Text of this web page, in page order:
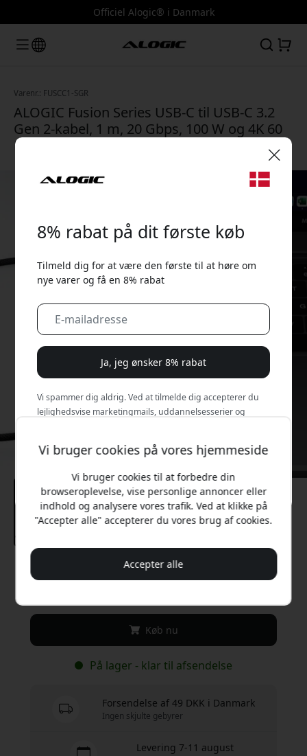
Officiel Alogic® i Danmark
Varenr.: FUSCC1-SGR
ALOGIC Fusion Series USB-C til USB-C 3.2
Gen 2-kabel, 1 m, 20 Gbps, 100 W og 4K 60
Hz til data, opladning og video - Rumgrå
Anbefalet pris
Køb nu
På lager - klar til afsendelse
Forsendelse af 49 DKK i Danmark
Ingen skjulte gebyrer
Levering 7-11 august
Vi bruger cookies på vores hjemmeside
Vi bruger cookies til at forbedre din
browseroplevelse, vise personlige annoncer eller
indhold og analysere vores trafik. Ved at klikke på
"Accepter alle" accepterer du vores brug af cookies.
Accepter alle
8% rabat på dit første køb
Tilmeld dig for at være den første til at høre om
nye varer og få en 8% rabat
Ja, jeg ønsker 8% rabat
Vi spammer dig aldrig. Ved at tilmelde dig accepterer du
lejlighedsvise marketingmails, uddannelsesserier og
Nej, jeg vil hellere betale fuld pris.
🎉 Din rabatkode: